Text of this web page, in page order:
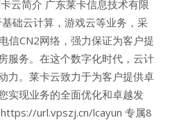
云简介 广东莱卡信息技术有限
础云计算，游戏云等业务，采
信CN2网络，强力保证为客户提
服务。在这个数字化时代，云计
力。莱卡云致力于为客户提供卓
实现业务的全面优化和卓越发
url.vpszj.cn/lcayun 专属8